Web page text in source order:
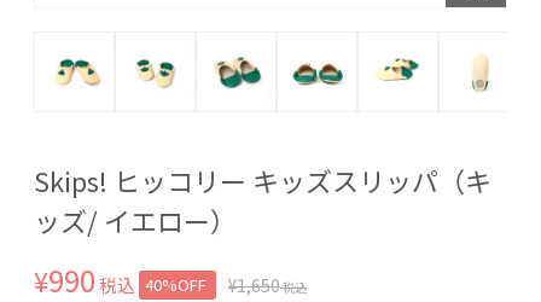
Skips! ヒッコリー キッズスリッパ（キ
ッズ/ イエロー）
¥990税込 40%OFF ¥1,650税込